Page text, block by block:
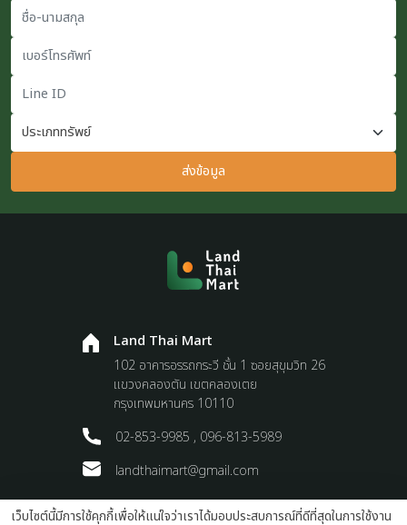
ชื่อ-นามสกุล
เบอร์โทรศัพท์
Line ID
ส่งข้อมูล
Land Thai Mart
102 อาคารอรรถกระวี ชั้น 1 ซอยสุขุมวิท 26
แขวงคลองตัน เขตคลองเตย
กรุงเทพมหานคร 10110
02-853-9985 , 096-813-5989
landthaimart@gmail.com
เว็บไซต์นี้มีการใช้คุกกี้เพื่อให้แน่ใจว่าเราได้มอบประสบการณ์ที่ดีที่สุดในการใช้งาน